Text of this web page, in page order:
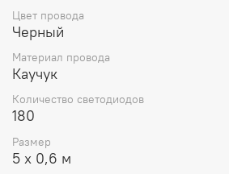
этой гирляндой загородного дома
придаст строению нарядный вид,
уникальность.
Цвет провода
Черный
Материал провода
Каучук
Количество светодиодов
180
Размер
5 х 0,6 м